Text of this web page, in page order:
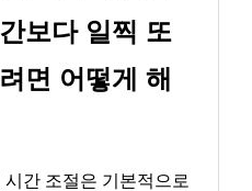
보다 일찍 또
면 어떻게 해
간 조절은 기본적으로